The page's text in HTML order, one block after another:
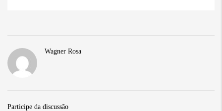
Wagner Rosa
Participe da discussão